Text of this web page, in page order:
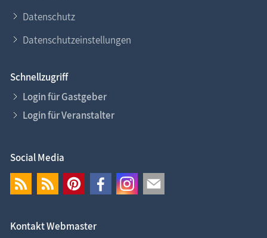
Datenschutz
Datenschutzeinstellungen
Schnellzugriff
Login für Gastgeber
Login für Veranstalter
Social Media
Kontakt Webmaster